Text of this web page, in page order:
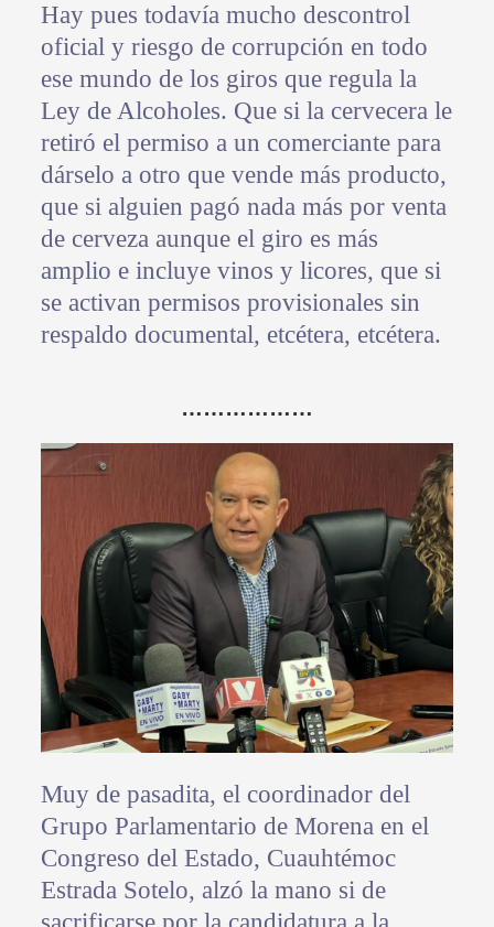
Hay pues todavía mucho descontrol
oficial y riesgo de corrupción en todo
ese mundo de los giros que regula la
Ley de Alcoholes. Que si la cervecera le
retiró el permiso a un comerciante para
dárselo a otro que vende más producto,
que si alguien pagó nada más por venta
de cerveza aunque el giro es más
amplio e incluye vinos y licores, que si
se activan permisos provisionales sin
respaldo documental, etcétera, etcétera.
………………
Muy de pasadita, el coordinador del
Grupo Parlamentario de Morena en el
Congreso del Estado, Cuauhtémoc
Estrada Sotelo, alzó la mano si de